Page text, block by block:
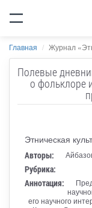
Главная Журнал
Полевые
о фольклоре
Этническая
Авторы:
Рубрика:
Аннотация:
его научного